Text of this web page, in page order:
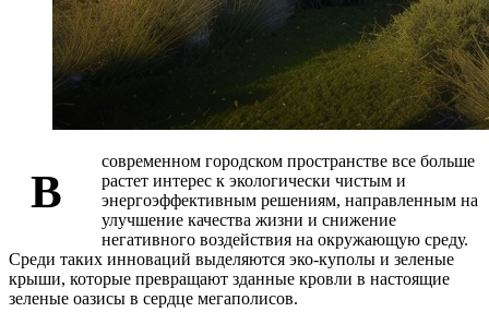
В
современном городском пространстве все больше
растет интерес к экологически чистым и
энергоэффективным решениям, направленным на
улучшение качества жизни и снижение
негативного воздействия на окружающую среду.
Среди таких инноваций выделяются эко-куполы и зеленые
крыши, которые превращают зданные кровли в настоящие
зеленые оазисы в сердце мегаполисов.